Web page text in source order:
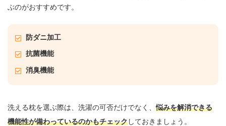
ぶのがおすすめです。
防ダニ加工
抗菌機能
消臭機能
洗える枕を選ぶ際は、洗濯の可否だけでなく、悩みを解消できる
機能性が備わっているのかもチェックしておきましょう。